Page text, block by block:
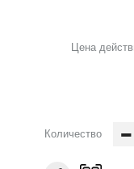
Цена
Количество -